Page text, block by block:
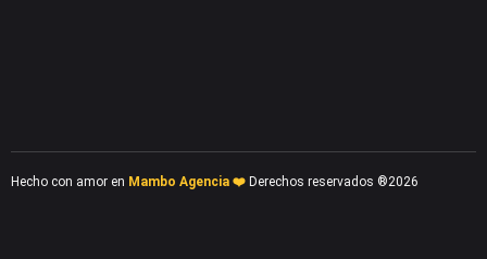
Hecho con amor en Mambo Agencia ❤️ Derechos reservados ®2026